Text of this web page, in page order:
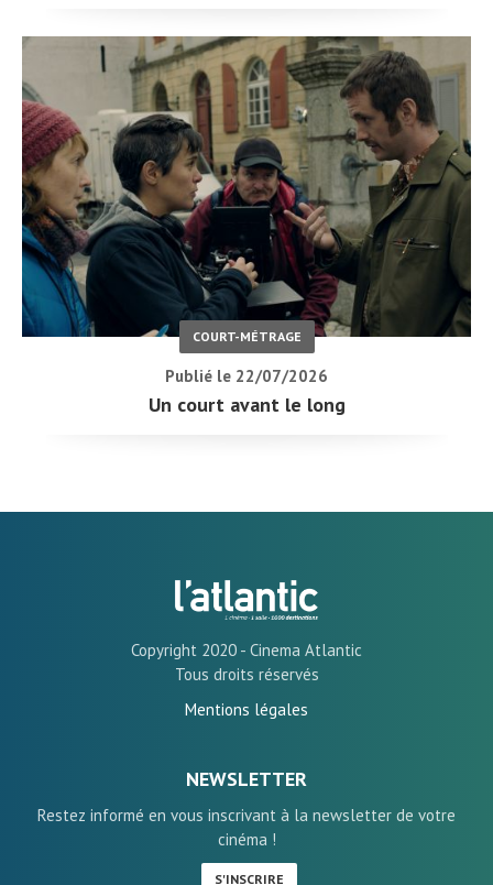
COURT-MÉTRAGE
Publié le 22/07/2026
Un court avant le long
Copyright 2020 - Cinema Atlantic
Tous droits réservés
Mentions légales
NEWSLETTER
Restez informé en vous inscrivant à la newsletter de votre
cinéma !
S'INSCRIRE